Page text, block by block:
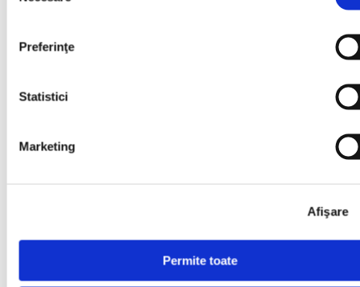
Preferinţe
Statistici
Marketing
Afişare
Permite toate
Mă abonez